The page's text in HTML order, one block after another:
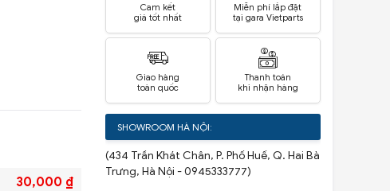
30,000 ₫
Cam kết
giá tốt nhất
Miễn phí lắp đặt
tại gara Vietparts
Giao hàng
toàn quốc
Thanh toán
khi nhận hàng
SHOWROOM HÀ NỘI:
(434 Trần Khát Chân, P. Phố Huế, Q. Hai Bà
Trưng, Hà Nội - 0945333777)